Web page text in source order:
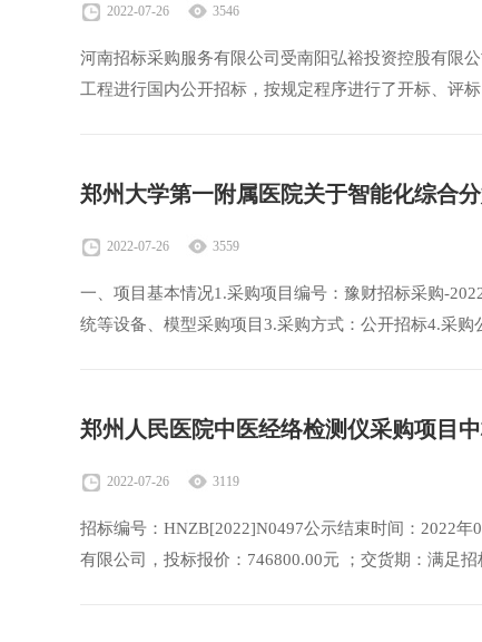
2022-07-26 3546
河南招标采购服务有限公司受南阳弘裕投资控股有限
工程进行国内公开招标，按规定程序进行了开标、评
郑州大学第一附属医院关于智能化综合
2022-07-26 3559
一、项目基本情况1.采购项目编号：豫财招标采购-
统等设备、模型采购项目3.采购方式：公开招标4.采购
郑州人民医院中医经络检测仪采购项目
2022-07-26 3119
招标编号：HNZB[2022]N0497公示结束时间：2022
有限公司，投标报价：746800.00元 ；交货期：满足招